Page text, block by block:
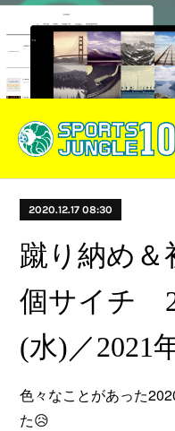
2020.12.17 08:30
蹴り納め＆
個サイチ
(水)／2021
色々なことがあった
た😥